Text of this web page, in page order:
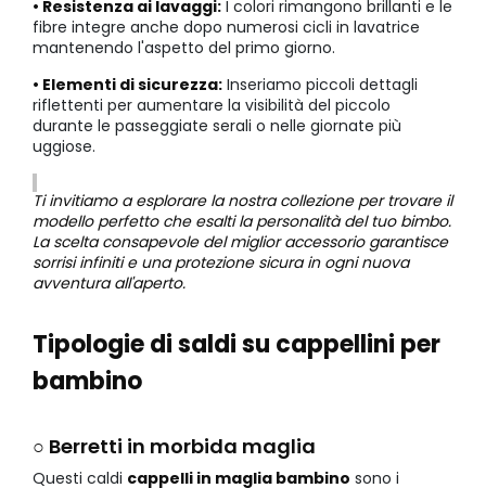
• Resistenza ai lavaggi: I colori rimangono brillanti e le
fibre integre anche dopo numerosi cicli in lavatrice
mantenendo l'aspetto del primo giorno.
• Elementi di sicurezza: Inseriamo piccoli dettagli
riflettenti per aumentare la visibilità del piccolo
durante le passeggiate serali o nelle giornate più
uggiose.
Ti invitiamo a esplorare la nostra collezione per trovare il
modello perfetto che esalti la personalità del tuo bimbo.
La scelta consapevole del miglior accessorio garantisce
sorrisi infiniti e una protezione sicura in ogni nuova
avventura all'aperto.
Tipologie di saldi su cappellini per
bambino
○ Berretti in morbida maglia
Questi caldi cappelli in maglia bambino sono i